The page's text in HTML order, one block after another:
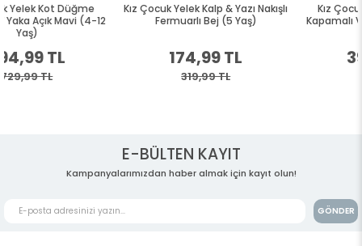
Kız Çocuk Yelek Kalp & Yazı Nakışlı
Fermuarlı Bej (5 Yaş)
174,99 TL
Kız Çocuk Yelek Kot Düğme
Kapamalı V Yaka Açık Mavi (4-12
394,99 TL
E-BÜLTEN KAYIT
Kampanyalarımızdan haber almak için kayıt olun!
GÖNDER